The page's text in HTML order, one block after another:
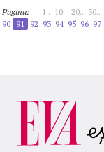
Pagina: 1.. 10.. 20.. 30..
90 91 92 93 94 95 96 97